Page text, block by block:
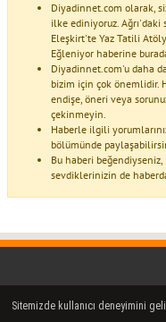
Diyadinnet.com olarak,
ilke ediniyoruz. Ağrı'daki
Eleşkirt'te Yaz Tatili
Eğleniyor haberine
Diyadinnet.com'u daha
bizim için çok
endişe, öneri veya
çekinmeyin.
Haberle ilgili
bölümünde
Bu haberi
sevdiklerinizin de
Sitemizde kullanıcı deneyimini